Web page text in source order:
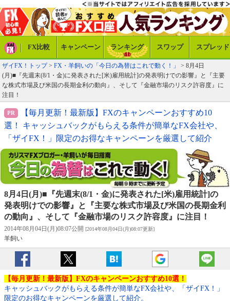
FX比較 キャンペーン ランキング スワップ スプレッド
ザイFX！トップ> FX・羊飼いの「今日の為替はこれで動く！」
> 8月4日
(月)■『先週末(8/1・金)に発表された[米)雇用統計]の発表明けでの影響』と『主要
な株式市場及び米国の長期金利の動向』、そして『金融市場のリスク許容度』に
注目！
【毎月更新！最新版】FXのキャンペーンおすすめ10
選！ キャッシュバックがもらえる条件が簡単なFX会社や、
「ザイFX！」限定のお得なキャンペーンを厳選して紹介
8月4日(月)■『先週末(8/1・金)に発表された[米)雇用統計]の
発表明けでの影響』と『主要な株式市場及び米国の長期金利
の動向』、そして『金融市場のリスク許容度』に注目！
2014年08月04日(月)08:07公開 [2014年08月04日(月)08:07更新]
羊飼い
【毎月更新！最新版】FXのキャンペーンおすすめ10選！
キャッシュバックがもらえる条件が簡単なFX会社や、「ザイFX！」
限定のお得なキャンペーンを厳選して紹介。